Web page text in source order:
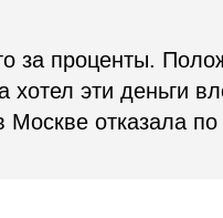
за проценты.
хотел эти деньги
отказала по